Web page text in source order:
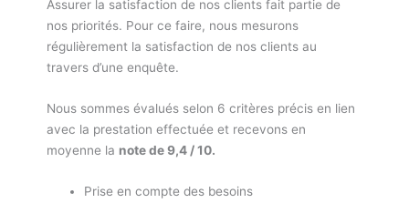
Assurer la satisfaction de nos clients fait partie de
nos priorités. Pour ce faire, nous mesurons
régulièrement la satisfaction de nos clients au
travers d’une enquête.
Nous sommes évalués selon 6 critères précis en lien
avec la prestation effectuée et recevons en
moyenne la note de 9,4 / 10.
Prise en compte des besoins